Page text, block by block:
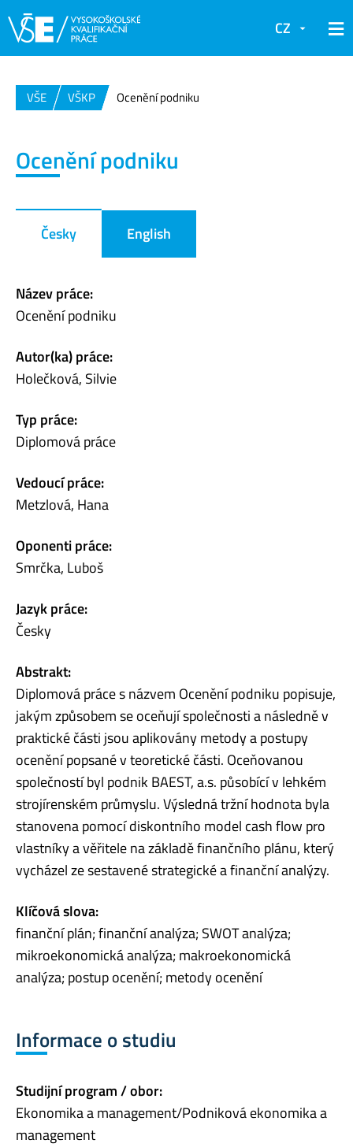
CZ
VŠE VŠKP Ocenění podniku
Ocenění podniku
Česky English
Název práce:
Ocenění podniku
Autor(ka) práce:
Holečková, Silvie
Typ práce:
Diplomová práce
Vedoucí práce:
Metzlová, Hana
Oponenti práce:
Smrčka, Luboš
Jazyk práce:
Česky
Abstrakt:
Diplomová práce s názvem Ocenění podniku popisuje,
jakým způsobem se oceňují společnosti a následně v
praktické části jsou aplikovány metody a postupy
ocenění popsané v teoretické části. Oceňovanou
společností byl podnik BAEST, a.s. působící v lehkém
strojírenském průmyslu. Výsledná tržní hodnota byla
stanovena pomocí diskontního model cash flow pro
vlastníky a věřitele na základě finančního plánu, který
vycházel ze sestavené strategické a finanční analýzy.
Klíčová slova:
finanční plán; finanční analýza; SWOT analýza;
mikroekonomická analýza; makroekonomická
analýza; postup ocenění; metody ocenění
Informace o studiu
Studijní program / obor:
Ekonomika a management/Podniková ekonomika a
management